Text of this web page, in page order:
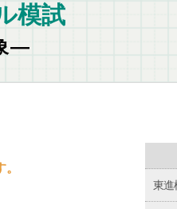
模試
―
東進